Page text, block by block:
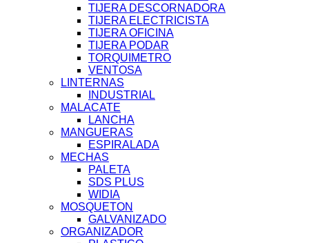
TIJERA DESCORNADORA
TIJERA ELECTRICISTA
TIJERA OFICINA
TIJERA PODAR
TORQUIMETRO
VENTOSA
LINTERNAS
INDUSTRIAL
MALACATE
LANCHA
MANGUERAS
ESPIRALADA
MECHAS
PALETA
SDS PLUS
WIDIA
MOSQUETON
GALVANIZADO
ORGANIZADOR